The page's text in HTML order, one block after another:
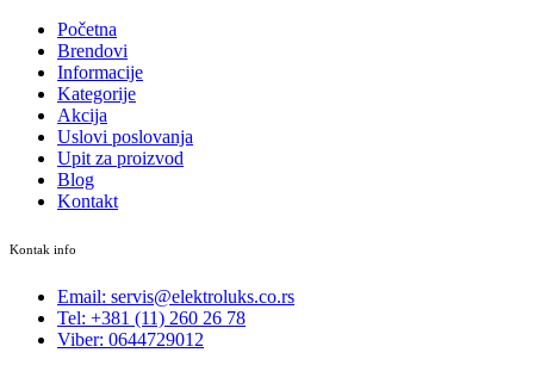
Početna
Brendovi
Informacije
Kategorije
Akcija
Uslovi poslovanja
Upit za proizvod
Blog
Kontakt
Kontak info
Email: servis@elektroluks.co.rs
Tel: +381 (11) 260 26 78
Viber: 0644729012